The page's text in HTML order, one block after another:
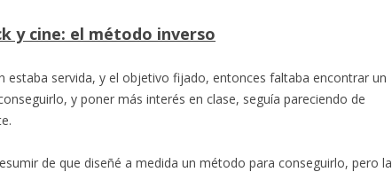
y cine: el método inverso
estaba servida, y el objetivo fijado, entonces faltaba encontrar un
y poner más interés en clase, seguía pareciendo de
de que diseñé a medida un método para conseguirlo, pero la